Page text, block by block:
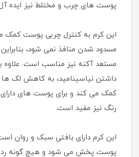
پوست های چرب و مختلط نیز ایده
این کرم به کنترل چربی پوست کمک
مسدود شدن منافذ نمی شود،
مستعد آکنه نیز مناسب است. علاوه
داشتن نیاسینامید، به کاهش لک
کمک می کند و برای پوست های
رنگ نیز مفید است.
این کرم دارای بافتی سبک و روان
پوست پخش می شود و هیچ گونه